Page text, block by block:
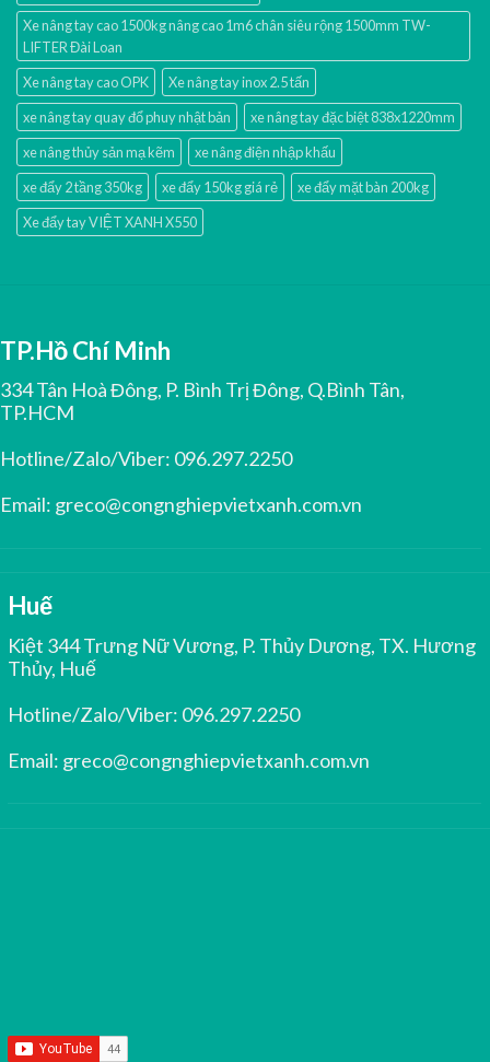
Xe nâng tay cao 1500kg nâng cao 1m6 chân siêu rộng 1500mm TW-
LIFTER Đài Loan
Xe nâng tay cao OPK
Xe nâng tay inox 2.5 tấn
xe nâng tay quay đổ phuy nhật bản
xe nâng tay đặc biệt 838x1220mm
xe nâng thủy sản mạ kẽm
xe nâng điện nhập khấu
xe đẩy 2 tầng 350kg
xe đẩy 150kg giá rẻ
xe đẩy mặt bàn 200kg
Xe đẩy tay VIỆT XANH X550
TP.Hồ Chí Minh
334 Tân Hoà Đông, P. Bình Trị Đông, Q.Bình Tân,
TP.HCM
Hotline/Zalo/Viber: 096.297.2250
Email: greco@congnghiepvietxanh.com.vn
Huế
Kiệt 344 Trưng Nữ Vương, P. Thủy Dương, TX. Hương
Thủy, Huế
Hotline/Zalo/Viber: 096.297.2250
Email: greco@congnghiepvietxanh.com.vn